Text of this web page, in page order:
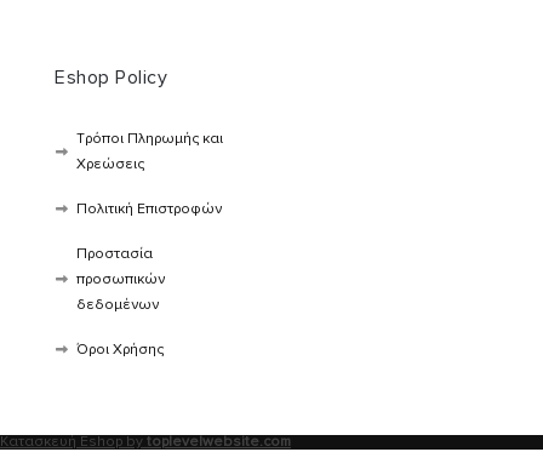
Eshop Policy
Τρόποι Πληρωμής και
Χρεώσεις
Πολιτική Επιστροφών
Προστασία
προσωπικών
δεδομένων
Όροι Χρήσης
Κατασκευή Eshop bytoplevelwebsite.com